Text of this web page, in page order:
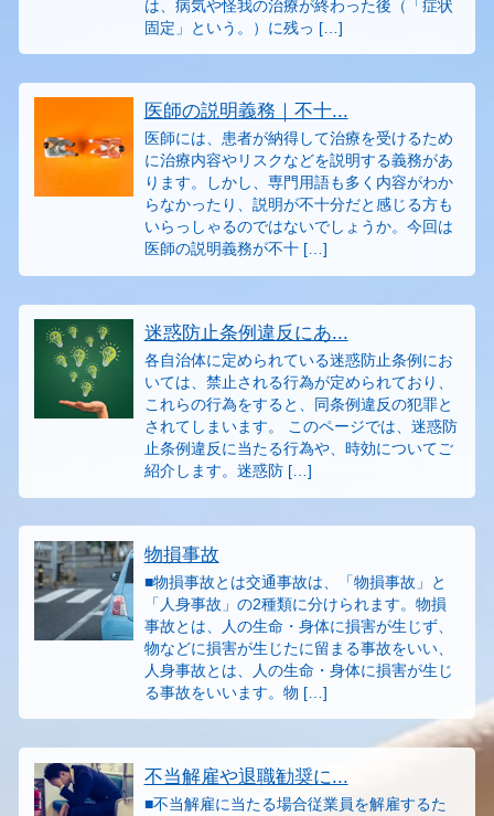
は、病気や怪我の治療が終わった後（「症状
固定」という。）に残っ […]
医師の説明義務｜不十...
医師には、患者が納得して治療を受けるため
に治療内容やリスクなどを説明する義務があ
ります。しかし、専門用語も多く内容がわか
らなかったり、説明が不十分だと感じる方も
いらっしゃるのではないでしょうか。今回は
医師の説明義務が不十 […]
迷惑防止条例違反にあ...
各自治体に定められている迷惑防止条例にお
いては、禁止される行為が定められており、
これらの行為をすると、同条例違反の犯罪と
されてしまいます。 このページでは、迷惑防
止条例違反に当たる行為や、時効についてご
紹介します。迷惑防 […]
物損事故
■物損事故とは交通事故は、「物損事故」と
「人身事故」の2種類に分けられます。物損
事故とは、人の生命・身体に損害が生じず、
物などに損害が生じたに留まる事故をいい、
人身事故とは、人の生命・身体に損害が生じ
る事故をいいます。物 […]
不当解雇や退職勧奨に...
■不当解雇に当たる場合従業員を解雇するた